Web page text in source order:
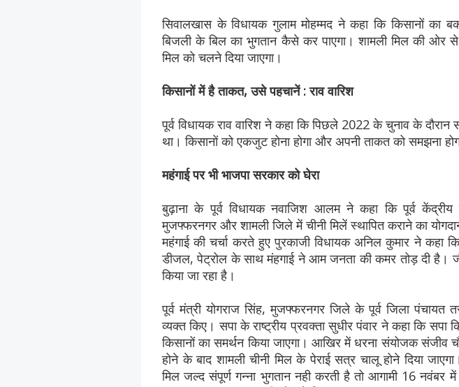
सिवालखास के विधायक गुलाम मोहम्मद ने कहा कि किसानों का
बिजली के बिल का भुगतान कैसे कर पाएगा। शामली मिल की ओर से
मिल को चलने दिया जाएगा।
किसानों में है ताकत, उसे पहचानें : राव वारिश
पूर्व विधायक राव वारिश ने कहा कि पिछले 2022 के चुनाव के दौरान
था। किसानों को एकजुट होना होगा और अपनी ताकत को समझना
महंगाई पर भी भाजपा सरकार को घेरा
बुढ़ाना के पूर्व विधायक नवाजिश आलम ने कहा कि पूर्व
मुजफ्फरनगर और शामली जिले में चीनी मिलें स्थापित कराने का
महंगाई की चर्चा करते हुए पुरकाजी विधायक अनिल कुमार ने कहा
डीजल, पेट्रोल के साथ मंहगाई ने आम जनता की कमर तोड़ दी है।
किया जा रहा है।
पूर्व मंत्री योगराज सिंह, मुजफ्फरनगर जिले के पूर्व जिला पंचायत
व्यक्त किए। सपा के राष्ट्रीय प्रवक्ता सुधीर पंवार ने कहा कि सपा
किसानों का समर्थन किया जाएगा। आखिर में धरना संयोजक संजीव
होने के बाद शामली चीनी मिल के पेराई सत्र चालू होने दिया
मिल जल्द संपूर्ण गन्ना भुगतान नही करती है तो आगामी 16 नवंबर में